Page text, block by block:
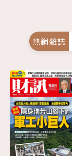
熱銷雜誌